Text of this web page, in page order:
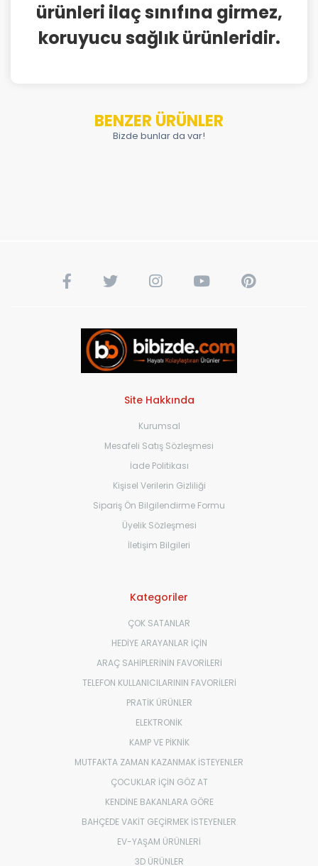
ürünleri ilaç sınıfına girmez,
koruyucu sağlık ürünleridir.
BENZER ÜRÜNLER
Bizde bunlar da var!
Site Hakkında
Kurumsal
Mesafeli Satış Sözleşmesi
İade Politikası
Kişisel Verilerin Gizliliği
Sipariş Ön Bilgilendirme Formu
Üyelik Sözleşmesi
İletişim Bilgileri
Kategoriler
ÇOK SATANLAR
HEDİYE ARAYANLAR İÇİN
ARAÇ SAHİPLERİNİN FAVORİLERİ
TELEFON KULLANICILARININ FAVORİLERİ
PRATİK ÜRÜNLER
ELEKTRONİK
KAMP VE PİKNİK
MUTFAKTA ZAMAN KAZANMAK İSTEYENLER
ÇOCUKLAR İÇİN GÖZ AT
KENDİNE BAKANLARA GÖRE
BAHÇEDE VAKİT GEÇİRMEK İSTEYENLER
EV-YAŞAM ÜRÜNLERİ
3D ÜRÜNLER